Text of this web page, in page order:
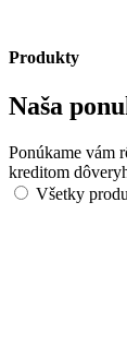
Produkty
Naša
Ponúkame vám
kreditom
Všetky